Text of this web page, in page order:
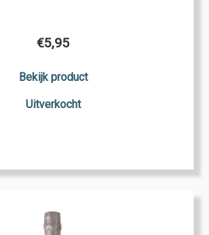
€5,95
Bekijk product
Uitverkocht